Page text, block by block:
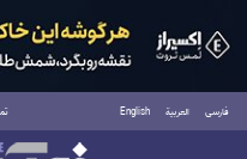
فارسی العربية English
پنجشنبه ۱۵ مرداد ۱۴۰۵